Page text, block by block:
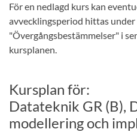
För en nedlagd kurs kan
avvecklingsperiod hittas
"Övergångsbestämmelser" i
kursplanen.
Kursplan för:
Datateknik GR (B),
modellering och